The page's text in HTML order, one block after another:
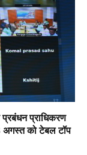
प्रबंधन प्राधिकरण
अगस्त को टेबल टॉप